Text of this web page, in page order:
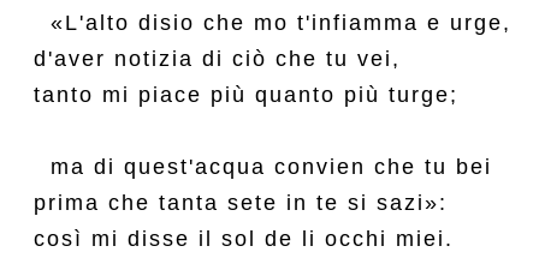
  «L'alto disio che mo t'infiamma e urge,
d'aver notizia di ciò che tu vei,
tanto mi piace più quanto più turge;
  ma di quest'acqua convien che tu bei
prima che tanta sete in te si sazi»:
così mi disse il sol de li occhi miei.